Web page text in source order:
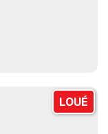
LOUÉ